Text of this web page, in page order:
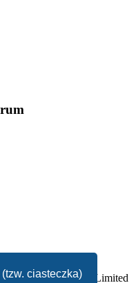
ciasteczka)
Software © phpBB Limited